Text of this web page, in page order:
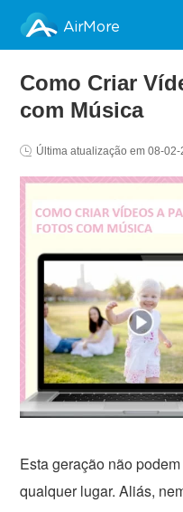
AirMore
Como Criar
com Música
Última atualização em08-02-
Esta geração não
qualquer lugar. Aliás,